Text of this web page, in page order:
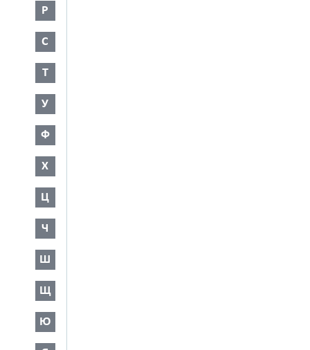
Р
С
Т
У
Ф
Х
Ц
Ч
Ш
Щ
Ю